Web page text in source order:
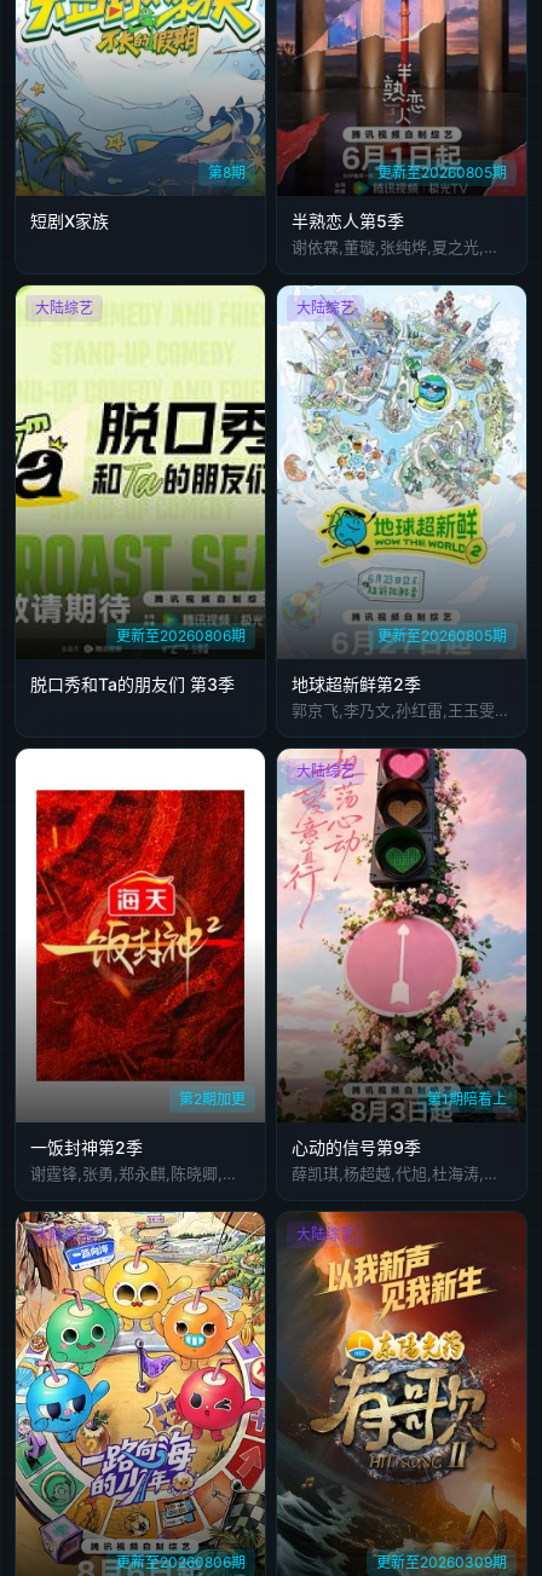
第8期
短剧X家族
更新至20260805期
半熟恋人第5季
谢依霖,董璇,张纯烨,夏之光,沈奕斐
大陆综艺
更新至20260806期
脱口秀和Ta的朋友们 第3季
大陆综艺
更新至20260805期
地球超新鲜第2季
郭京飞,李乃文,孙红雷,王玉雯,陈星旭,刘宇宁,林一,龚俊
第2期加更
一饭封神第2季
谢霆锋,张勇,郑永麒,陈晓卿,李诞
大陆综艺
第1期陪看上
心动的信号第9季
薛凯琪,杨超越,代旭,杜海涛,张纯烨
大陆综艺
更新至20260806期
大陆综艺
更新至20260309期